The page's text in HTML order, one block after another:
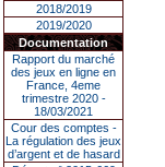
2018/2019
2019/2020
Documentation
Rapport du marché
des jeux en ligne en
France, 4eme
trimestre 2020 -
18/03/2021
Cour des comptes -
La régulation des jeux
d’argent et de hasard